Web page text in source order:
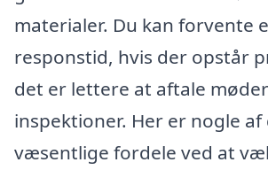
materialer. Du kan forvente
responstid, hvis der opstår
det er lettere at aftale
inspektioner. Her er nogle af
væsentlige fordele ved at